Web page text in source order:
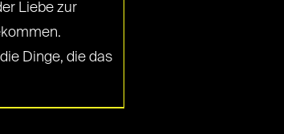
Liebe zur
Dinge, die das